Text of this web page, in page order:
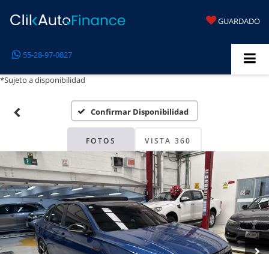
GUARDADO
55-28-97-0827
*Sujeto a disponibilidad
Confirmar Disponibilidad
FOTOS VISTA 360